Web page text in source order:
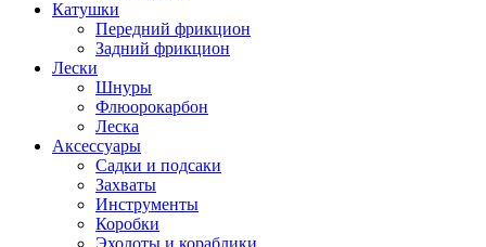
Катушки
Передний фрикцион
Задний фрикцион
Лески
Шнуры
Флюорокарбон
Леска
Аксессуары
Садки и подсаки
Захваты
Инструменты
Коробки
Эхолоты и кораблики